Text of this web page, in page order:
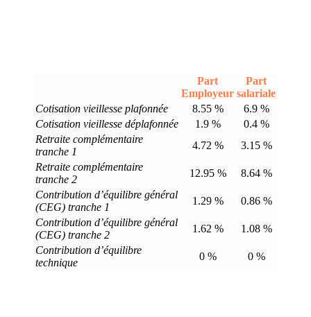
Part
Employeur
Part
salariale
Cotisation vieillesse plafonnée
8.55 %
6.9 %
Cotisation vieillesse déplafonnée
1.9 %
0.4 %
Retraite complémentaire
tranche 1
4.72 %
3.15 %
Retraite complémentaire
tranche 2
12.95 %
8.64 %
Contribution d’équilibre général
(CEG) tranche 1
1.29 %
0.86 %
Contribution d’équilibre général
(CEG) tranche 2
1.62 %
1.08 %
Contribution d’équilibre
technique
0 % 0 %